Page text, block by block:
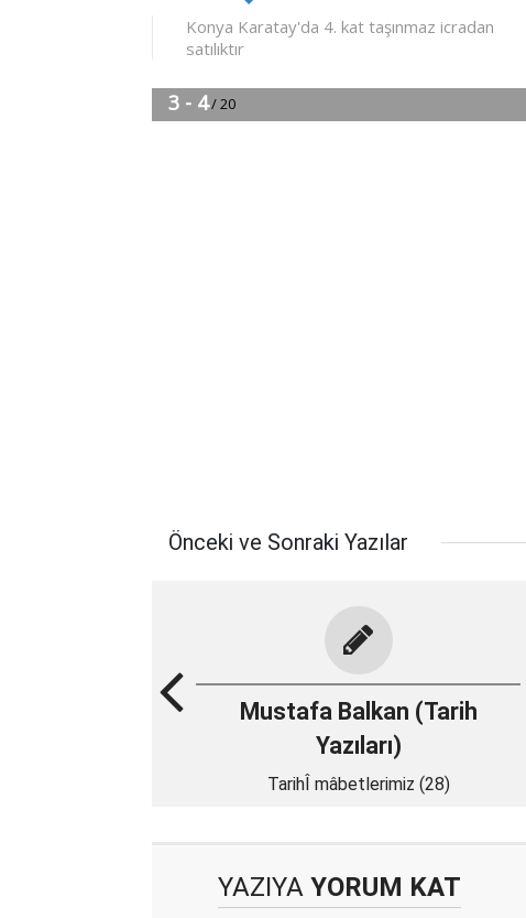
Önceki ve Sonraki Yazılar
Mustafa Balkan (Tarih
Yazıları)
TarihÎ mâbetlerimiz (28)
YAZIYA YORUM KAT